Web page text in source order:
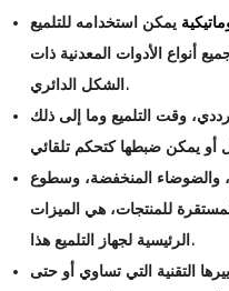
يمكن استخدامه للتلميع
أنواع الأدوات المعدنية ذات
الشكل الدائري.
وقت التلميع وما إلى ذلك
والضوضاء المنخفضة، وسطوع
للمنتجات، هي الميزات
الرئيسية لجهاز التلميع هذا.
التقنية التي تساوي أو حتى